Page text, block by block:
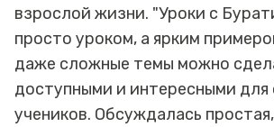
взрослой жизни. "Уроки с
просто уроком, а ярким
даже сложные темы можно
доступными и интересными
учеников. Обсуждалась